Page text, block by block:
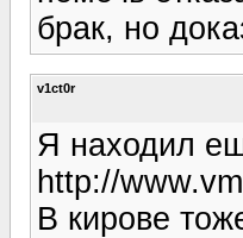
брак, но
v1ct0r
Я находил
http://
В кирове